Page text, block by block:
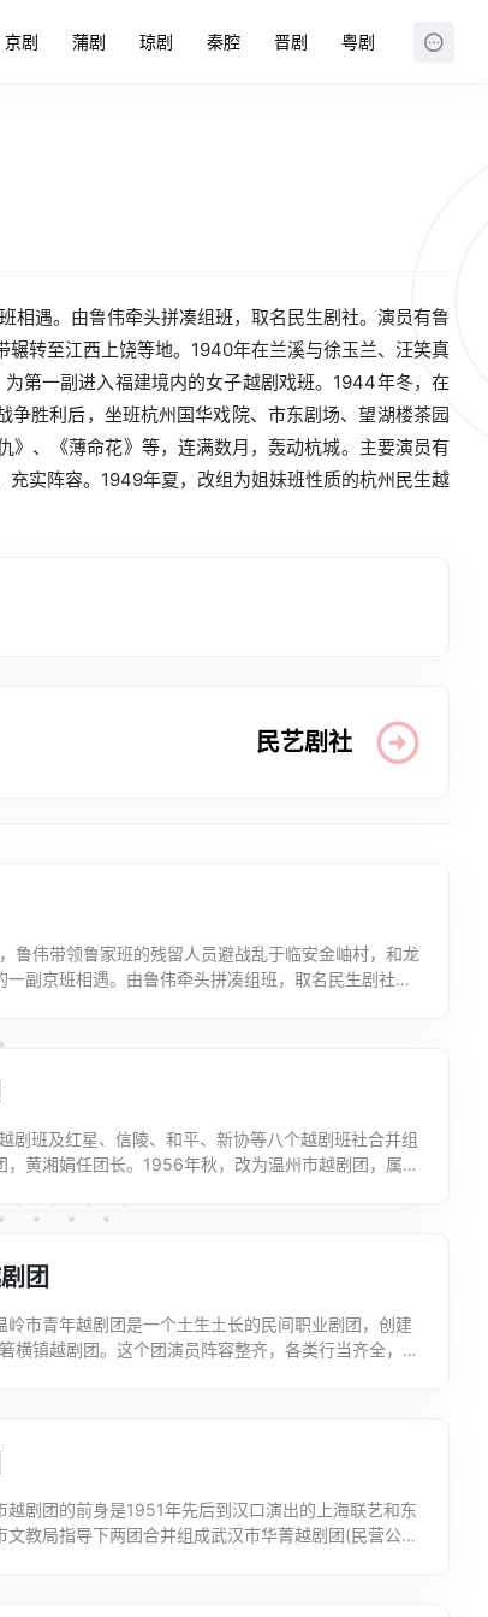
京剧 蒲剧 琼剧 秦腔 晋剧 粤剧
相遇。由鲁伟牵头拼凑组班，取名民生剧社。演员有鲁
转至江西上饶等地。1940年在兰溪与徐玉兰、汪笑真
第一副进入福建境内的女子越剧戏班。1944年冬，在
争胜利后，坐班杭州国华戏院、市东剧场、望湖楼茶园
、《薄命花》等，连满数月，轰动杭城。主要演员有
实阵容。1949年夏，改组为姐妹班性质的杭州民生越
民艺剧社
鲁伟带领鲁家班的残留人员避战乱于临安金岫村，和龙
一副京班相遇。由鲁伟牵头拼凑组班，取名民生剧社。
剧班及红星、信陵、和平、新协等八个越剧班社合并组
，黄湘娟任团长。1956年秋，改为温州市越剧团，属地
团
岭市青年越剧团是一个土生土长的民间职业剧团，创建
横镇越剧团。这个团演员阵容整齐，各类行当齐全，能
越剧团的前身是1951年先后到汉口演出的上海联艺和东
文教局指导下两团合并组成武汉市华菁越剧团(民营公